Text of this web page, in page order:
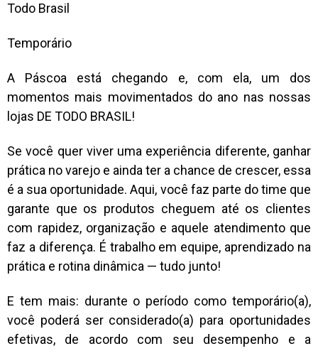
Todo Brasil
Temporário
A Páscoa está chegando e, com ela, um dos
momentos mais movimentados do ano nas nossas
lojas DE TODO BRASIL!
Se você quer viver uma experiência diferente, ganhar
prática no varejo e ainda ter a chance de crescer, essa
é a sua oportunidade. Aqui, você faz parte do time que
garante que os produtos cheguem até os clientes
com rapidez, organização e aquele atendimento que
faz a diferença. É trabalho em equipe, aprendizado na
prática e rotina dinâmica — tudo junto!
E tem mais: durante o período como temporário(a),
você poderá ser considerado(a) para oportunidades
efetivas, de acordo com seu desempenho e a